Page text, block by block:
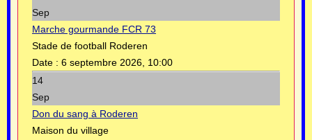
Sep
Marche gourmande FCR 73
Stade de football Roderen
Date : 6 septembre 2026, 10:00
14
Sep
Don du sang à Roderen
Maison du village